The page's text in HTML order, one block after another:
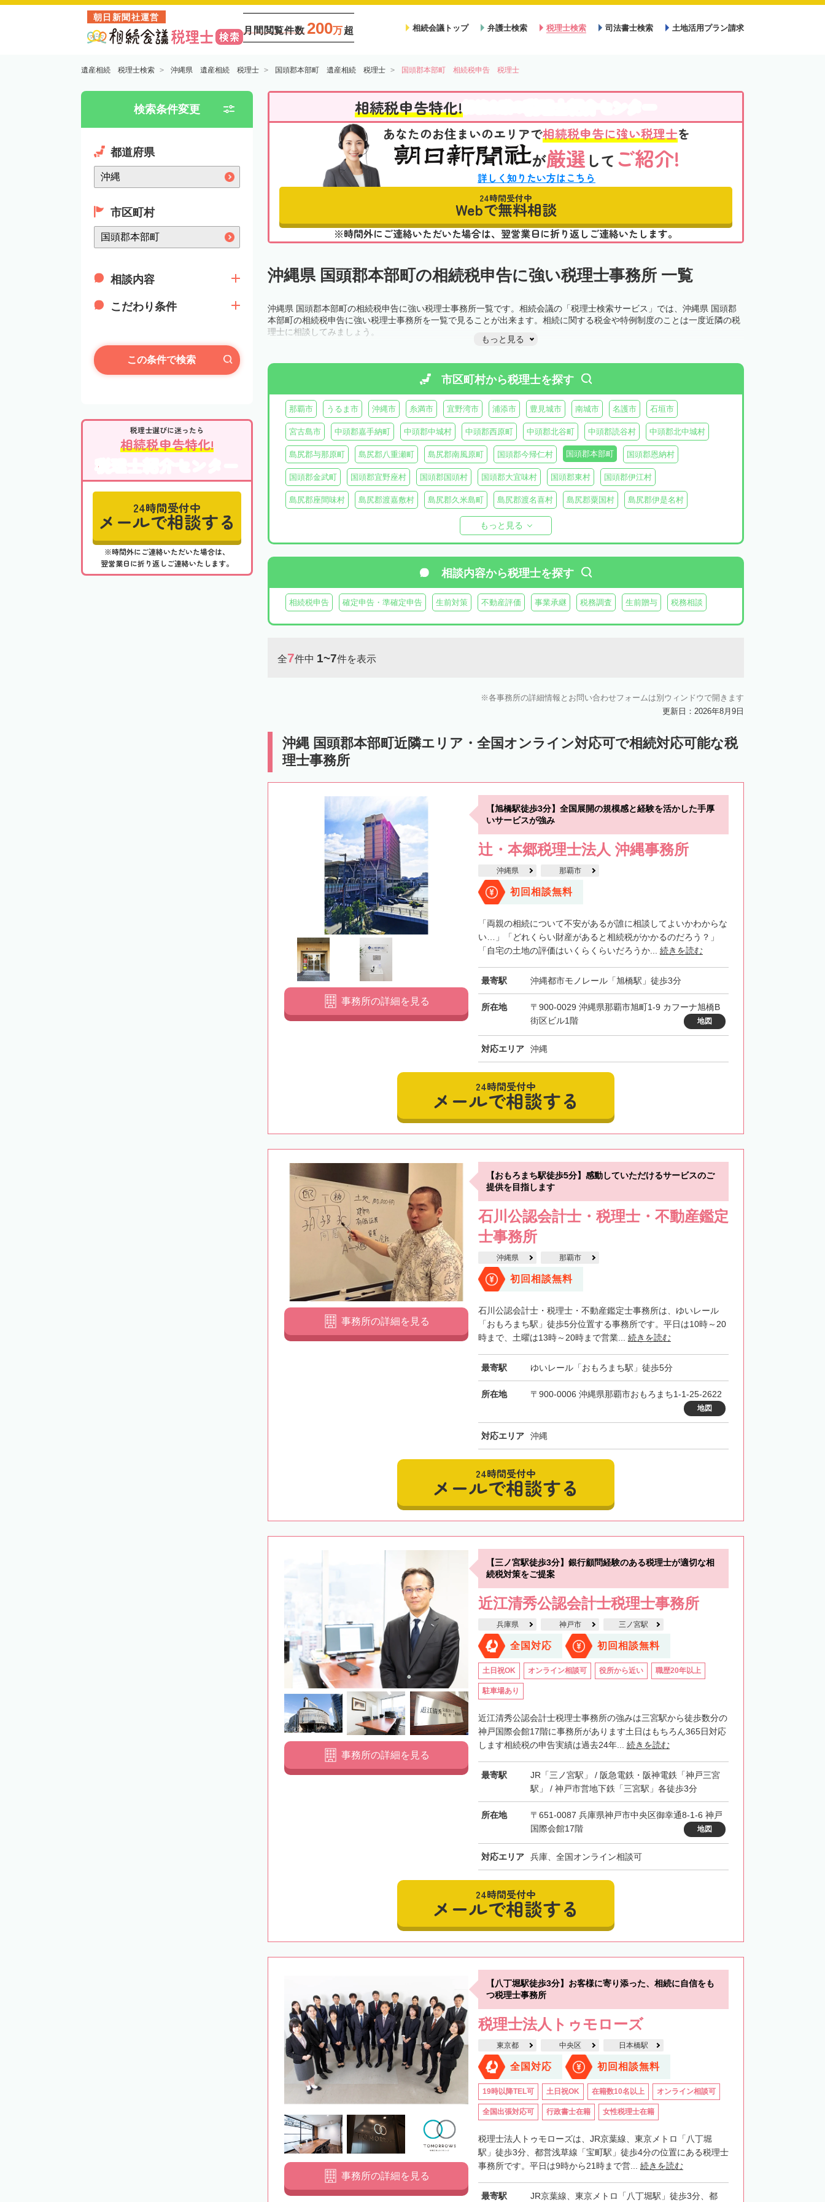
朝日新聞社運営
月間閲覧件数 200万超 相続会議トップ 弁護士検索 税理士検索 司法書士検索 土地活用プラン請求
遺産相続 税理士検索 沖縄県 遺産相続 税理士 国頭郡本部町 遺産相続 税理士 国頭郡本部町 相続税申告 税理士
検索条件変更
都道府県
市区町村
相談内容
こだわり条件
この条件で検索
税理士選びに迷ったら
相続税申告特化!
税理士紹介センター
24時間受付中
メールで相談する
※時間外にご連絡いただいた場合は、
翌営業日に折り返しご連絡いたします。
相続税申告特化!
あなたのお住まいのエリアで相続税申告に強い税理士を
が厳選 して ご紹介!
詳しく知りたい方はこちら
24時間受付中
Webで無料相談
※時間外にご連絡いただいた場合は、翌営業日に折り返しご連絡いたします。
沖縄県 国頭郡本部町の相続税申告に強い税理士事務所 一覧
沖縄県 国頭郡本部町の相続税申告に強い税理士事務所一覧です。相続会議の「税理士検索サービス」では、沖縄県 国頭郡
本部町の相続税申告に強い税理士事務所を一覧で見ることが出来ます。相続に関する税金や特例制度のことは一度近隣の税
理士に相談してみましょう。
もっと見る
市区町村から税理士を探す
那覇市 うるま市 沖縄市 糸満市 宜野湾市 浦添市 豊見城市 南城市 名護市 石垣市
宮古島市 中頭郡嘉手納町 中頭郡中城村 中頭郡西原町 中頭郡北谷町 中頭郡読谷村 中頭郡北中城村
島尻郡与那原町 島尻郡八重瀬町 島尻郡南風原町 国頭郡今帰仁村 国頭郡本部町 国頭郡恩納村
国頭郡金武町 国頭郡宜野座村 国頭郡国頭村 国頭郡大宜味村 国頭郡東村 国頭郡伊江村
島尻郡座間味村 島尻郡渡嘉敷村 島尻郡久米島町 島尻郡渡名喜村 島尻郡粟国村 島尻郡伊是名村
島尻郡北大東村 宮古郡多良間村
もっと見る
相談内容から税理士を探す
相続税申告 確定申告・準確定申告 生前対策 不動産評価 事業承継 税務調査 生前贈与 税務相談
全7件中 1~7件を表示
各事務所の詳細情報とお問い合わせフォームは別ウィンドウで開きます
更新日：2026年8月9日
沖縄 国頭郡本部町近隣エリア・全国オンライン対応可で相続対応可能な税
理士事務所
【旭橋駅徒歩3分】全国展開の規模感と経験を活かした手厚
いサービスが強み
辻・本郷税理士法人 沖縄事務所
沖縄県 那覇市
初回相談無料
「両親の相続について不安があるが誰に相談してよいかわからな
い…」「どれくらい財産があると相続税がかかるのだろう？」
「自宅の土地の評価はいくらくらいだろうか... 続きを読む
最寄駅 沖縄都市モノレール「旭橋駅」徒歩3分
所在地
〒900-0029 沖縄県那覇市旭町1-9 カフーナ旭橋B
街区ビル1階
地図
対応エリア 沖縄
事務所の詳細を見る
24時間受付中
メールで相談する
【おもろまち駅徒歩5分】感動していただけるサービスのご
提供を目指します
石川公認会計士・税理士・不動産鑑定
士事務所
沖縄県 那覇市
初回相談無料
石川公認会計士・税理士・不動産鑑定士事務所は、ゆいレール
「おもろまち駅」徒歩5分位置する事務所です。平日は10時～20
時まで、土曜は13時～20時まで営業... 続きを読む
最寄駅 ゆいレール「おもろまち駅」徒歩5分
所在地 〒900-0006 沖縄県那覇市おもろまち1-1-25-2622
地図
対応エリア 沖縄
事務所の詳細を見る
24時間受付中
メールで相談する
【三ノ宮駅徒歩3分】銀行顧問経験のある税理士が適切な相
続税対策をご提案
近江清秀公認会計士税理士事務所
兵庫県 神戸市 三ノ宮駅
全国対応 初回相談無料
土日祝OK オンライン相談可 役所から近い 職歴20年以上
駐車場あり
近江清秀公認会計士税理士事務所の強みは三宮駅から徒歩数分の
神戸国際会館17階に事務所があります土日はもちろん365日対応
します相続税の申告実績は過去24年... 続きを読む
最寄駅
JR「三ノ宮駅」 / 阪急電鉄・阪神電鉄「神戸三宮
駅」 / 神戸市営地下鉄「三宮駅」各徒歩3分
所在地
〒651-0087 兵庫県神戸市中央区御幸通8-1-6 神戸
国際会館17階
地図
対応エリア 兵庫、全国オンライン相談可
事務所の詳細を見る
24時間受付中
メールで相談する
【八丁堀駅徒歩3分】お客様に寄り添った、相続に自信をも
つ税理士事務所
税理士法人トゥモローズ
東京都 中央区 日本橋駅
全国対応 初回相談無料
19時以降TEL可 土日祝OK 在籍数10名以上 オンライン相談可
全国出張対応可 行政書士在籍 女性税理士在籍
税理士法人トゥモローズは、JR京葉線、東京メトロ「八丁堀
駅」徒歩3分、都営浅草線「宝町駅」徒歩4分の位置にある税理士
事務所です。平日は9時から21時まで営... 続きを読む
最寄駅 JR京葉線、東京メトロ「八丁堀駅」徒歩3分、都
事務所の詳細を見る